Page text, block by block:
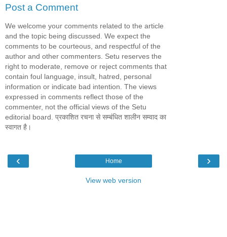
Post a Comment
We welcome your comments related to the article
and the topic being discussed. We expect the
comments to be courteous, and respectful of the
author and other commenters. Setu reserves the
right to moderate, remove or reject comments that
contain foul language, insult, hatred, personal
information or indicate bad intention. The views
expressed in comments reflect those of the
commenter, not the official views of the Setu
editorial board. प्रकाशित रचना से सम्बंधित शालीन सम्वाद का
स्वागत है।
‹ ›
Home
View web version